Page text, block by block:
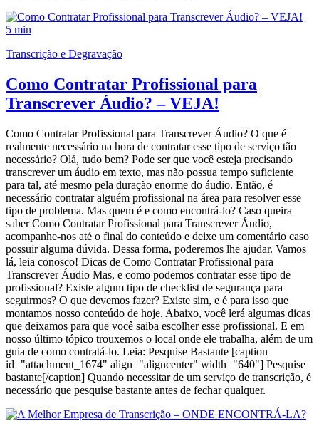
5 min
Transcrição e Degravação
Como Contratar Profissional para
Transcrever Áudio? – VEJA!
Como Contratar Profissional para Transcrever Áudio? O que é
realmente necessário na hora de contratar esse tipo de serviço tão
necessário? Olá, tudo bem? Pode ser que você esteja precisando
transcrever um áudio em texto, mas não possua tempo suficiente
para tal, até mesmo pela duração enorme do áudio. Então, é
necessário contratar alguém profissional na área para resolver esse
tipo de problema. Mas quem é e como encontrá-lo? Caso queira
saber Como Contratar Profissional para Transcrever Áudio,
acompanhe-nos até o final do conteúdo e deixe um comentário caso
possuir alguma dúvida. Dessa forma, poderemos lhe ajudar. Vamos
lá, leia conosco! Dicas de Como Contratar Profissional para
Transcrever Áudio Mas, e como podemos contratar esse tipo de
profissional? Existe algum tipo de checklist de segurança para
seguirmos? O que devemos fazer? Existe sim, e é para isso que
montamos nosso conteúdo de hoje. Abaixo, você lerá algumas dicas
que deixamos para que você saiba escolher esse profissional. E em
nosso último tópico trouxemos o local onde ele trabalha, além de um
guia de como contratá-lo. Leia: Pesquise Bastante [caption
id="attachment_1674" align="aligncenter" width="640"] Pesquise
bastante[/caption] Quando necessitar de um serviço de transcrição, é
necessário que pesquise bastante antes de fechar qualquer.